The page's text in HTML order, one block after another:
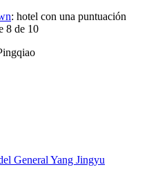
: hotel con una puntuación
8 de 10
General Yang Jingyu